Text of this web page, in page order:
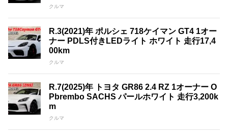
クルマ
R.3(2021)年 ポルシェ 718ケイマン GT4 1オー
ナー PDLS付きLEDライト ホワイト 走行17,4
00km
クルマ
R.7(2025)年 トヨタ GR86 2.4 RZ 1オーナー O
Pbrembo SACHS パールホワイト 走行3,200k
m
クルマ